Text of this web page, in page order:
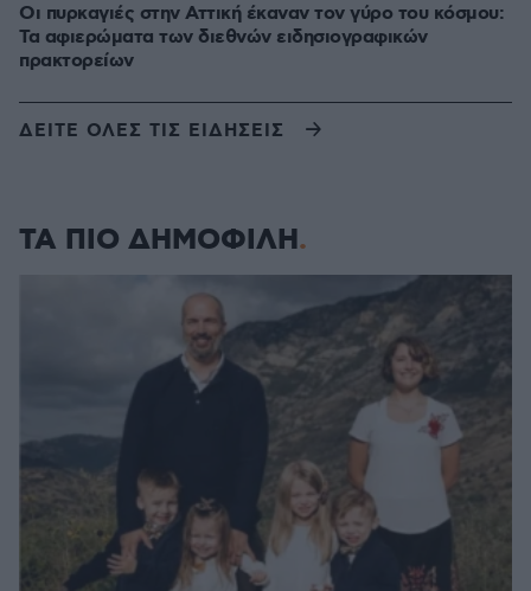
Οι πυρκαγιές στην Αττική έκαναν τον γύρο του κόσμου:
Τα αφιερώματα των διεθνών ειδησιογραφικών
πρακτορείων
ΔΕΙΤΕ ΟΛΕΣ ΤΙΣ ΕΙΔΗΣΕΙΣ
ΤΑ ΠΙΟ ΔΗΜΟΦΙΛΗ